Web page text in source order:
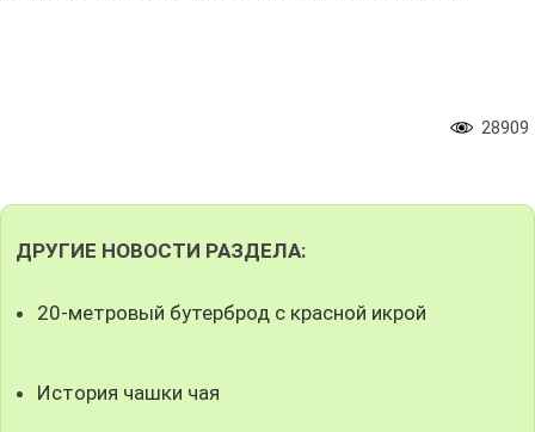
28909
ДРУГИЕ НОВОСТИ РАЗДЕЛА:
20-метровый бутерброд с красной икрой
История чашки чая